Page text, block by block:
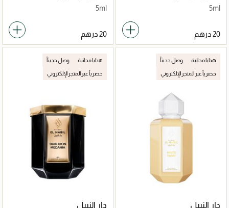
5ml
5ml
هدايا مجانية وصل حديثاً
حصرياً عبر المتجر الإلكتروني
دار النبيل
هدايا مجانية وصل حديثاً
حصرياً عبر المتجر الإلكتروني
دار النبيل